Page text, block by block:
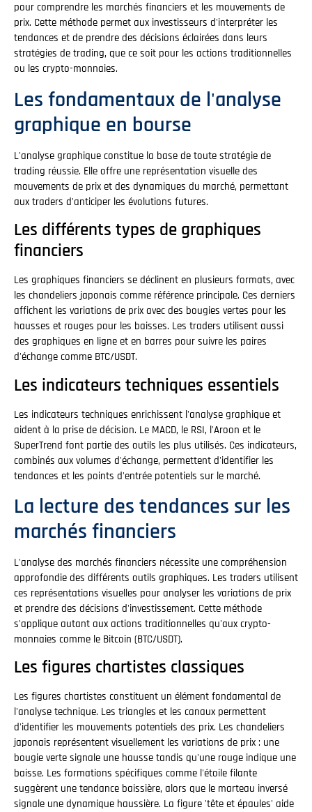
pour comprendre les marchés financiers et les mouvements de
prix. Cette méthode permet aux investisseurs d'interpréter les
tendances et de prendre des décisions éclairées dans leurs
stratégies de trading, que ce soit pour les actions traditionnelles
ou les crypto-monnaies.
Les fondamentaux de l'analyse
graphique en bourse
L'analyse graphique constitue la base de toute stratégie de
trading réussie. Elle offre une représentation visuelle des
mouvements de prix et des dynamiques du marché, permettant
aux traders d'anticiper les évolutions futures.
Les différents types de graphiques
financiers
Les graphiques financiers se déclinent en plusieurs formats, avec
les chandeliers japonais comme référence principale. Ces derniers
affichent les variations de prix avec des bougies vertes pour les
hausses et rouges pour les baisses. Les traders utilisent aussi
des graphiques en ligne et en barres pour suivre les paires
d'échange comme BTC/USDT.
Les indicateurs techniques essentiels
Les indicateurs techniques enrichissent l'analyse graphique et
aident à la prise de décision. Le MACD, le RSI, l'Aroon et le
SuperTrend font partie des outils les plus utilisés. Ces indicateurs,
combinés aux volumes d'échange, permettent d'identifier les
tendances et les points d'entrée potentiels sur le marché.
La lecture des tendances sur les
marchés financiers
L'analyse des marchés financiers nécessite une compréhension
approfondie des différents outils graphiques. Les traders utilisent
ces représentations visuelles pour analyser les variations de prix
et prendre des décisions d'investissement. Cette méthode
s'applique autant aux actions traditionnelles qu'aux crypto-
monnaies comme le Bitcoin (BTC/USDT).
Les figures chartistes classiques
Les figures chartistes constituent un élément fondamental de
l'analyse technique. Les triangles et les canaux permettent
d'identifier les mouvements potentiels des prix. Les chandeliers
japonais représentent visuellement les variations de prix : une
bougie verte signale une hausse tandis qu'une rouge indique une
baisse. Les formations spécifiques comme l'étoile filante
suggèrent une tendance baissière, alors que le marteau inversé
signale une dynamique haussière. La figure 'tête et épaules' aide